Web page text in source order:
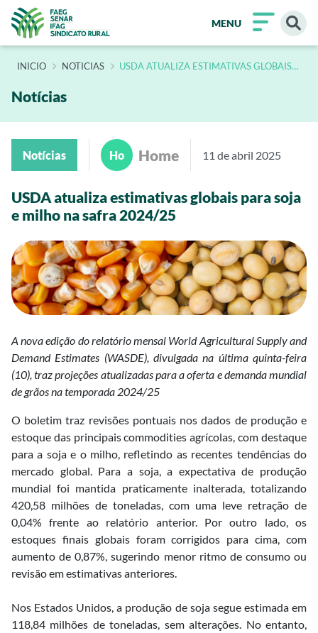
MENU
INÍCIO NOTICIAS USDA ATUALIZA ESTIMATIVAS GLOBAIS
Notícias
Notícias Ho Home 11 de abril 2025
USDA atualiza estimativas globais para soja
e milho na safra 2024/25
A nova edição do relatório mensal World Agricultural Supply and
Demand Estimates (WASDE), divulgada na última quinta-feira
(10), traz projeções atualizadas para a oferta e demanda mundial
de grãos na temporada 2024/25
O boletim traz revisões pontuais nos dados de produção e
estoque das principais commodities agrícolas, com destaque
para a soja e o milho, refletindo as recentes tendências do
mercado global. Para a soja, a expectativa de produção
mundial foi mantida praticamente inalterada, totalizando
420,58 milhões de toneladas, com uma leve retração de
0,04% frente ao relatório anterior. Por outro lado, os
estoques finais globais foram corrigidos para cima, com
aumento de 0,87%, sugerindo menor ritmo de consumo ou
revisão em estimativas anteriores.
Nos Estados Unidos, a produção de soja segue estimada em
118,84 milhões de toneladas, sem alterações. No entanto,